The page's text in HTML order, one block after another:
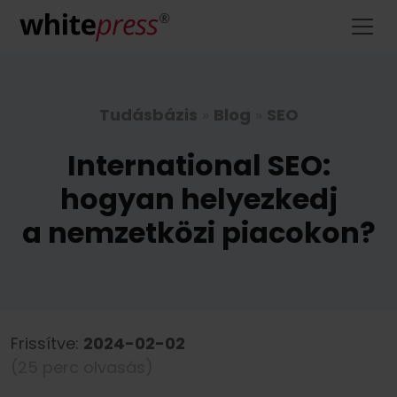
Tudásbázis Blog SEO
International SEO:
hogyan helyezkedj
a nemzetközi piacokon?
Frissítve: 2024-02-02